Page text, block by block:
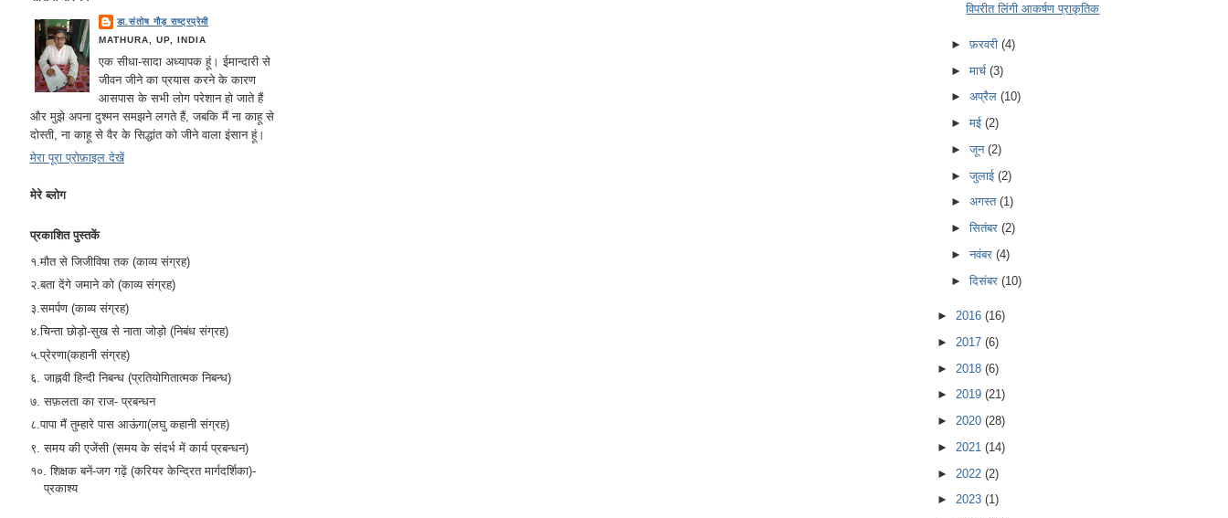
डा.संतोष गौड़ राष्ट्रप्रेमी
MATHURA, UP, INDIA
एक सीधा-सादा अध्यापक हूं। ईमान्दारी से
जीवन जीने का प्रयास करने के कारण
आसपास के सभी लोग परेशान हो जाते हैं
और मुझे अपना दुश्मन समझने लगते हैं, जबकि मैं ना काहू से
दोस्ती, ना काहू से वैर के सिद्धांत को जीने वाला इंसान हूं।
मेरा पूरा प्रोफ़ाइल देखें
मेरे ब्लोग
प्रकाशित पुस्तकें
१.मौत से जिजीविषा तक (काव्य संग्रह)
२.बता देंगे जमाने को (काव्य संग्रह)
३.समर्पण (काव्य संग्रह)
४.चिन्ता छोड़ो-सुख से नाता जोड़ो (निबंध संग्रह)
५.प्रेरणा(कहानी संग्रह)
६. जाह्नवी हिन्दी निबन्ध (प्रतियोगितात्मक निबन्ध)
७. सफ़लता का राज- प्रबन्धन
८.पापा मैं तुम्हारे पास आऊंगा(लघु कहानी संग्रह)
९. समय की एजेंसी (समय के संदर्भ में कार्य प्रबन्धन)
१०. शिक्षक बनें-जग गढ़ें (करियर केन्द्रित मार्गदर्शिका)-
प्रकाश्य
विपरीत लिंगी आकर्षण प्राकृतिक
►फ़रवरी(4)
►मार्च(3)
►अप्रैल(10)
►मई(2)
►जून(2)
►जुलाई(2)
►अगस्त(1)
►सितंबर(2)
►नवंबर(4)
►दिसंबर(10)
► 2016 (16)
► 2017 (6)
► 2018 (6)
► 2019 (21)
► 2020 (28)
► 2021 (14)
► 2022 (2)
► 2023 (1)